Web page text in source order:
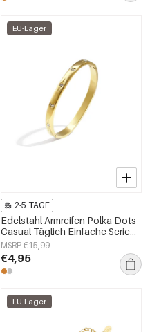
EU-Lager
2-5 TAGE
Edelstahl Armreifen Polka Dots
Casual Täglich Einfache Serie
frauen schmuck
MSRP €15,99
€4,95
EU-Lager